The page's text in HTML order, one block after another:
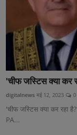
'चीफ जस्टिस क्या कर
digitalnews मई 12, 2023 0
'चीफ जस्टिस क्या कर रहा
PA...